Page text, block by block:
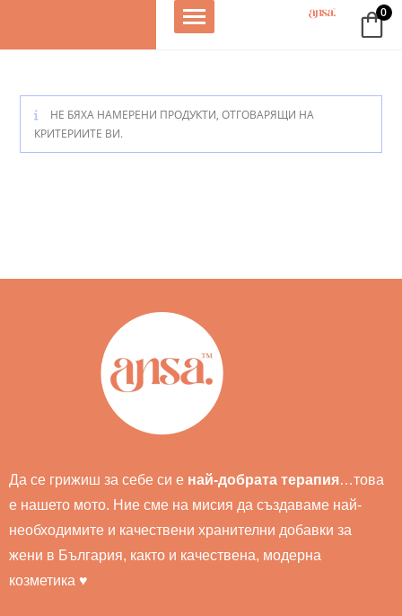
Направено в
0
НЕ БЯХА НАМЕРЕНИ ПРОДУКТИ, ОТГОВАРЯЩИ НА
КРИТЕРИИТЕ ВИ.
Да се грижиш за себе си е най-добрата терапия…това
е нашето мото. Ние сме на мисия да създаваме най-
необходимите и качествени хранителни добавки за
жени в България, както и качествена, модерна
козметика ♥